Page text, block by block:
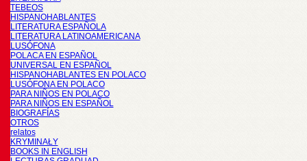
TEBEOS
HISPANOHABLANTES
LITERATURA ESPAÑOLA
LITERATURA LATINOAMERICANA
LUSÓFONA
POLACA EN ESPAÑOL
UNIVERSAL EN ESPAÑOL
HISPANOHABLANTES EN POLACO
LUSÓFONA EN POLACO
PARA NIÑOS EN POLACO
PARA NIÑOS EN ESPAÑOL
BIOGRAFÍAS
OTROS
relatos
KRYMINAŁY
BOOKS IN ENGLISH